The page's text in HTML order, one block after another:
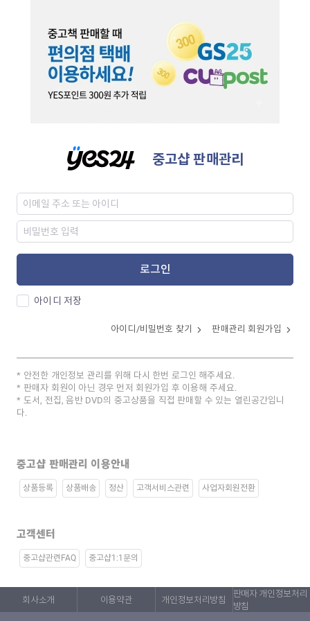
중고샵 판매관리
로그인
아이디 저장
아이디/비밀번호 찾기 판매관리 회원가입
안전한 개인정보 관리를 위해 다시 한번 로그인 해주세요.
판매자 회원이 아닌 경우 먼저 회원가입 후 이용해 주세요.
도서, 전집, 음반 DVD의 중고상품을 직접 판매할 수 있는 열린공간입니
다.
중고샵 판매관리 이용안내
상품등록 상품배송 정산 고객서비스관련 사업자회원전환
고객센터
중고샵관련FAQ 중고샵1:1문의
회사소개 이용약관 개인정보처리방침
판매자 개인정보처리
방침